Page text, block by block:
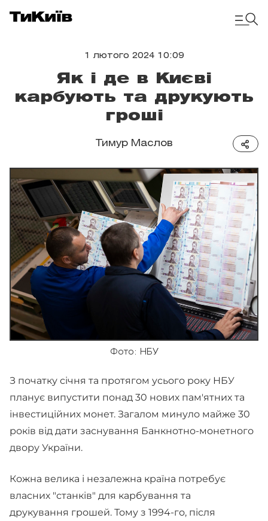
1 лютого 2024 10:09
Як і де в Києві
карбують та друкують
гроші
Тимур Маслов
Фото: НБУ
З початку січня та протягом усього року НБУ
планує випустити понад 30 нових пам'ятних та
інвестиційних монет. Загалом минуло майже 30
років від дати заснування Банкнотно-монетного
двору України.
Кожна велика і незалежна країна потребує
власних "станків" для карбування та
друкування грошей. Тому з 1994-го, після